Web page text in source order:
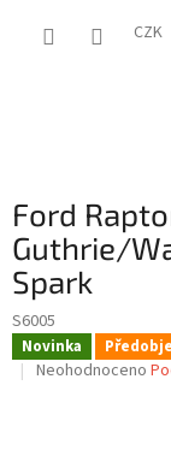
CZK
Ford
Guthrie/
Spark
S6005
Novinka
Průměrné
Neohodnoceno